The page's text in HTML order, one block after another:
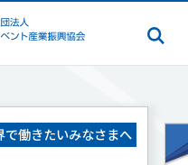
講座・セミナー